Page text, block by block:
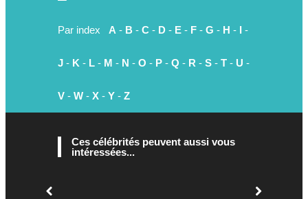
Par index A - B - C - D - E - F - G - H - I -
J - K - L - M - N - O - P - Q - R - S - T - U -
V - W - X - Y - Z
Ces célébrités peuvent aussi vous
intéressées...